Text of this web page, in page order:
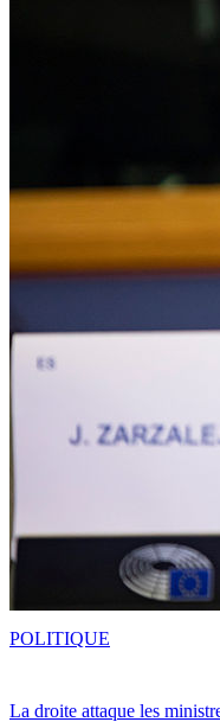
La droite attaque les
POLITIQUE